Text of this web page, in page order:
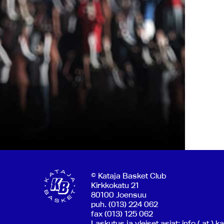
© Kataja Basket Club
Kirkkokatu 21
80100 Joensuu
puh. (013) 224 062
fax (013) 125 062